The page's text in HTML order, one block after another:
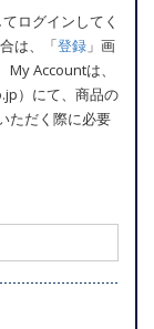
ログインしてく
は、「登録 」画
Accountは、
）にて、商品の
ただく際に必要